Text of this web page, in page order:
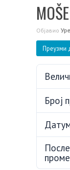
Објавио
Преузми
Број